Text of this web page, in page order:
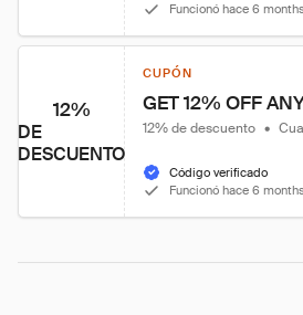
Funcionó hace 6
12%
DE
DESCUENTO
CUPÓN
GET 12% OFF
12% de descuento •
Código verificado
Funcionó hace 6